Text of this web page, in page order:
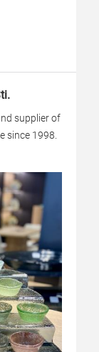
supplier of
since 1998.